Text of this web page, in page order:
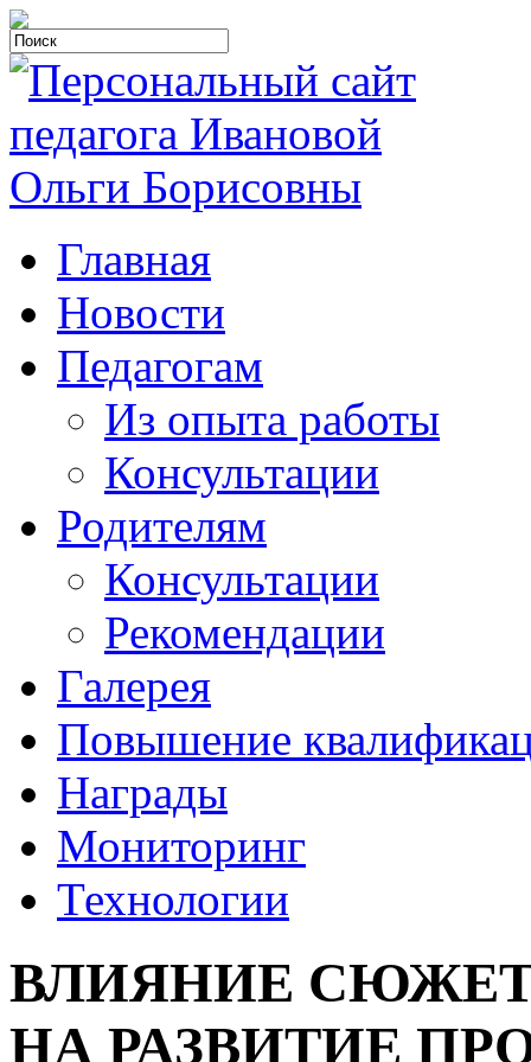
Главная
Новости
Педагогам
Из опыта работы
Консультации
Родителям
Консультации
Рекомендации
Галерея
Повышение
Награды
Мониторинг
Технологии
ВЛИЯНИЕ
НА РАЗВИТИЕ